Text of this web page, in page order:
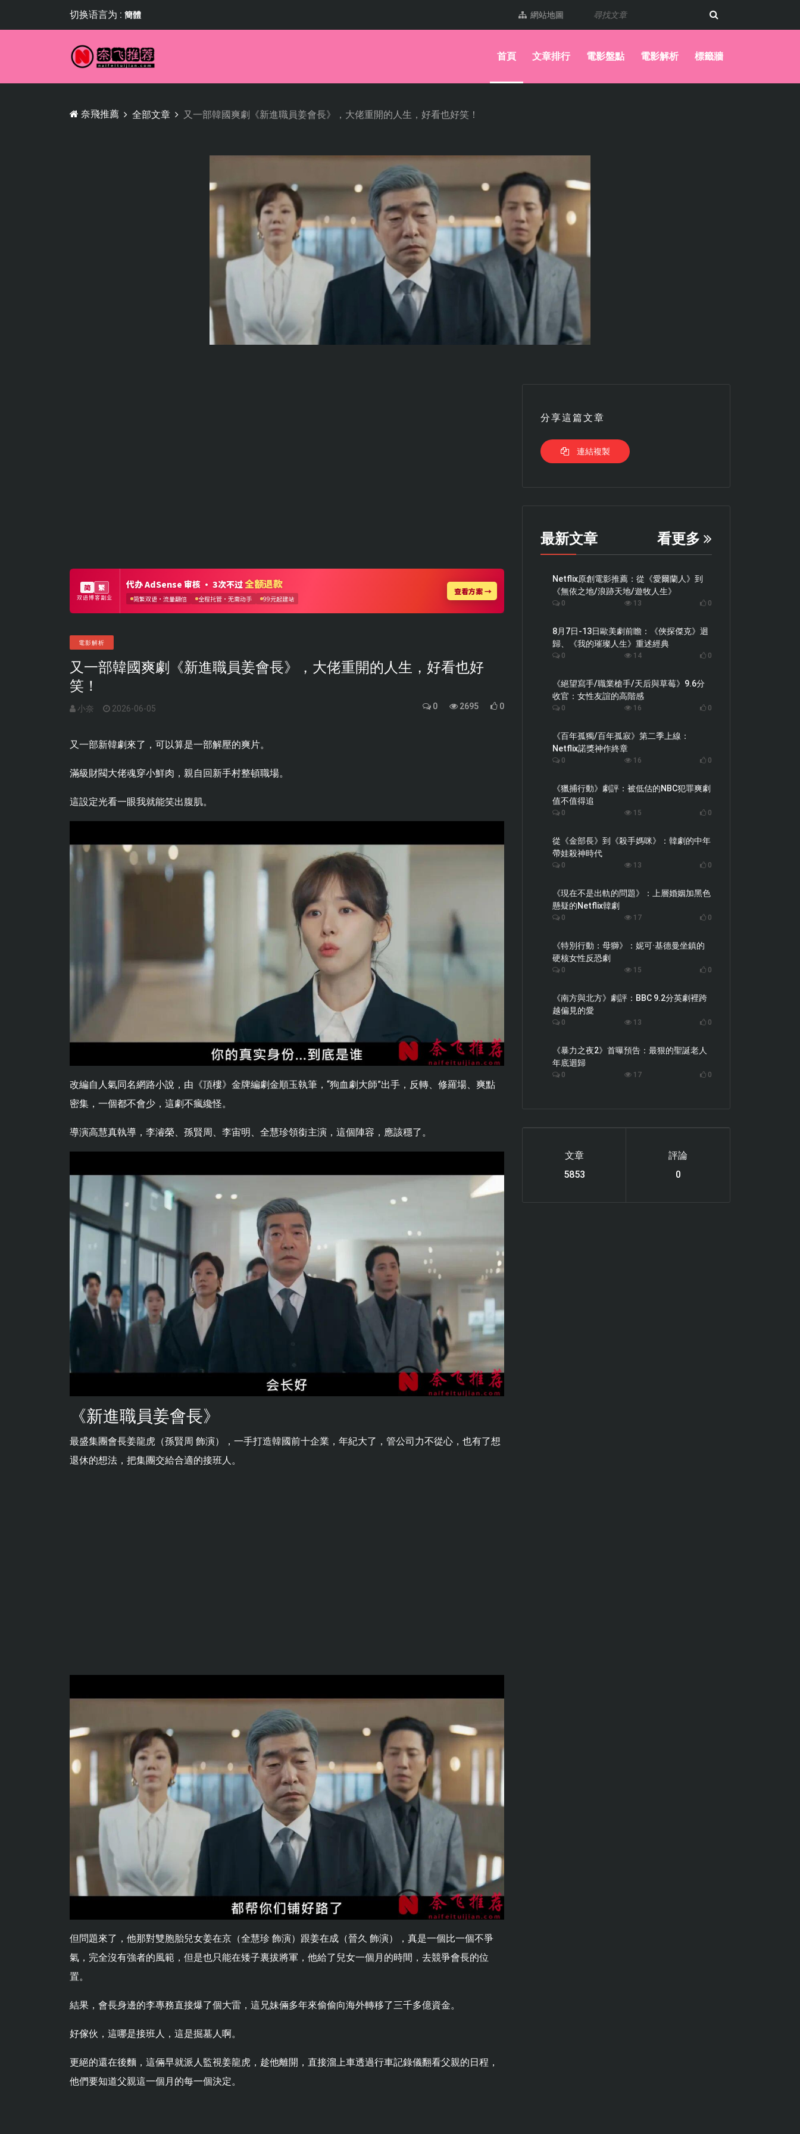
切换语言为 : 簡體 網站地圖
首頁 文章排行 電影盤點 電影解析 標籤牆
奈飛推薦 全部文章 又一部韓國爽劇《新進職員姜會長》，大佬重開的人生，好看也好笑！
電影解析
又一部韓國爽劇《新進職員姜會長》，大佬重開的人生，好看也好
笑！
小奈 2026-06-05 0 2695 0
又一部新韓劇來了，可以算是一部解壓的爽片。
滿級財閥大佬魂穿小鮮肉，親自回新手村整頓職場。
這設定光看一眼我就能笑出腹肌。
改編自人氣同名網路小說，由《頂樓》金牌編劇金順玉執筆，“狗血劇大師”出手，反轉、修羅場、爽點
密集，一個都不會少，這劇不瘋纔怪。
導演高慧真執導，李濬榮、孫賢周、李宙明、全慧珍領銜主演，這個陣容，應該穩了。
《新進職員姜會長》
最盛集團會長姜龍虎（孫賢周 飾演），一手打造韓國前十企業，年紀大了，管公司力不從心，也有了想
退休的想法，把集團交給合適的接班人。
但問題來了，他那對雙胞胎兒女姜在京（全慧珍 飾演）跟姜在成（晉久 飾演），真是一個比一個不爭
氣，完全沒有強者的風範，但是也只能在矮子裏拔將軍，他給了兒女一個月的時間，去競爭會長的位
置。
結果，會長身邊的李專務直接爆了個大雷，這兄妹倆多年來偷偷向海外轉移了三千多億資金。
好傢伙，這哪是接班人，這是掘墓人啊。
更絕的還在後麵，這倆早就派人監視姜龍虎，趁他離開，直接溜上車透過行車記錄儀翻看父親的日程，
他們要知道父親這一個月的每一個決定。
分享這篇文章
連結複製
最新文章 看更多
Netflix原創電影推薦：從《愛爾蘭人》到
《無依之地/浪跡天地/遊牧人生》
0 13 0
8月7日-13日歐美劇前瞻：《俠探傑克》迴
歸、《我的璀璨人生》重述經典
0 14 0
《絕望寫手/職業槍手/天后與草莓》9.6分
收官：女性友誼的高階感
0 16 0
《百年孤獨/百年孤寂》第二季上線：
Netflix諾獎神作終章
0 16 0
《獵捕行動》劇評：被低估的NBC犯罪爽劇
值不值得追
0 15 0
從《金部長》到《殺手媽咪》：韓劇的中年
帶娃殺神時代
0 13 0
《現在不是出軌的問題》：上層婚姻加黑色
懸疑的Netflix韓劇
0 17 0
《特別行動：母獅》：妮可·基德曼坐鎮的
硬核女性反恐劇
0 15 0
《南方與北方》劇評：BBC 9.2分英劇裡跨
越偏見的愛
0 13 0
《暴力之夜2》首曝預告：最狠的聖誕老人
年底迴歸
0 17 0
文章
6119
評論
0